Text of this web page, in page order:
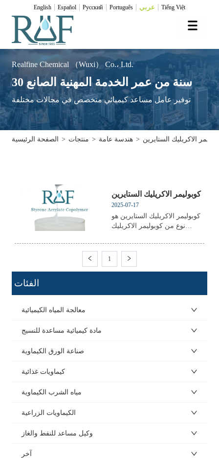
English Español Pусский Português عربي Tiếng Việt
Realfine Chemical （Wuxi） Co.، Ltd.
30 سنة من عمر الخدمة المهنية الصانع
توفير عامل مساعد كيميائي متخصص في مجالات مختلفة
الصفحة الرئيسية > منتجات > هندسة عامة > الاكريليك الستايرين
كوبوليمر الاكريليك الستايرين
2025-07-17
كوبوليمر الاكريليك الستايرين هو
نوع من كوبوليمر الاكريليك
خاصة تجلب الصلابة المحددة التي
يحتاجها الطلاء الخشبي. يمكن أن
تشكل الفيلم في درجة حرارة
معادن ثقيل...
1
ㅤ الفئات
معالجة المياه الكيميائية
مادة كيميائية مساعدة للنسيج
صناعة الورق الكيماوية
كيماويات غذائية
مياه الشرب الكيماوية
الكيماويات الزراعية
وكيل مساعد للنفط والغاز
آخر